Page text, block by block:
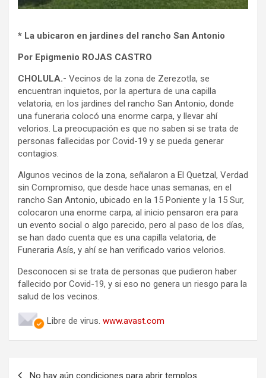
* La ubicaron en jardines del rancho San Antonio
Por Epigmenio ROJAS CASTRO
CHOLULA.- Vecinos de la zona de Zerezotla, se
encuentran inquietos, por la apertura de una capilla
velatoria, en los jardines del rancho San Antonio, donde
una funeraria colocó una enorme carpa, y llevar ahí
velorios. La preocupación es que no saben si se trata de
personas fallecidas por Covid-19 y se pueda generar
contagios.
Algunos vecinos de la zona, señalaron a El Quetzal, Verdad
sin Compromiso, que desde hace unas semanas, en el
rancho San Antonio, ubicado en la 15 Poniente y la 15 Sur,
colocaron una enorme carpa, al inicio pensaron era para
un evento social o algo parecido, pero al paso de los días,
se han dado cuenta que es una capilla velatoria, de
Funeraria Asís, y ahí se han verificado varios velorios.
Desconocen si se trata de personas que pudieron haber
fallecido por Covid-19, y si eso no genera un riesgo para la
salud de los vecinos.
Libre de virus. www.avast.com
No hay aún condiciones para abrir templos